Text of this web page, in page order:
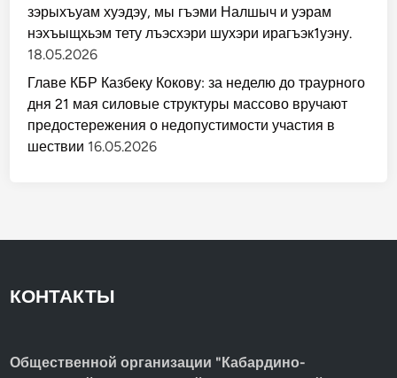
зэрыхъуам хуэдэу, мы гъэми Налшыч и уэрам
нэхъыщхьэм тету лъэсхэри шухэри ирагъэк1уэну.
18.05.2026
Главе КБР Казбеку Кокову: за неделю до траурного
дня 21 мая силовые структуры массово вручают
предостережения о недопустимости участия в
шествии 16.05.2026
КОНТАКТЫ
Общественной организации "Кабардино-